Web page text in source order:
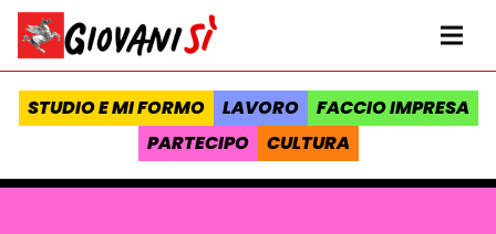
Vai al contenuto
Homepage Giovanisì - Progetto della Regione Toscana
STUDIO E MI FORMO LAVORO
FACCIO IMPRESA
PARTECIPO
CULTURA